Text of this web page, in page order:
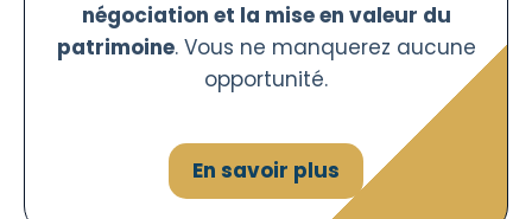
négociation et la mise en valeur du
patrimoine. Vous ne manquerez aucune
opportunité.
En savoir plus